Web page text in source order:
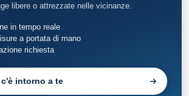
libere o attrezzate nelle vicinanze.
in tempo reale
a portata di mano
richiesta
intorno a te